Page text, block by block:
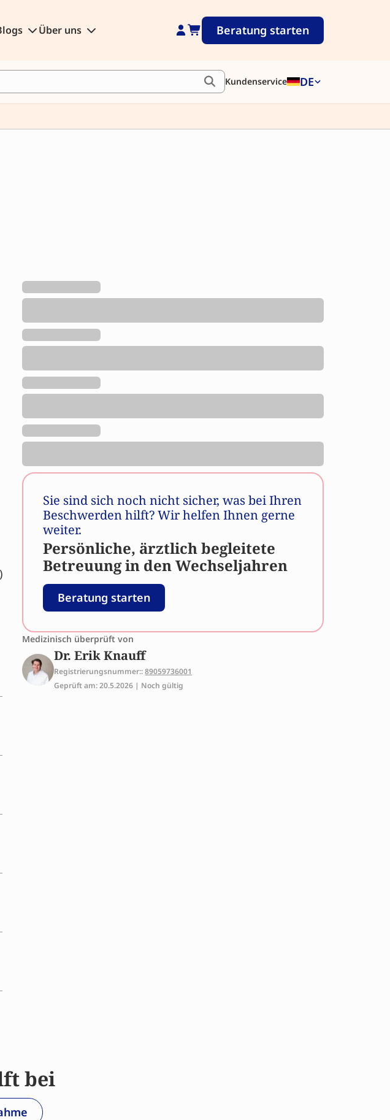
Über uns Beratung starten
Kundenservice DE
Sie sind sich noch nicht sicher, was bei Ihren
Beschwerden hilft? Wir helfen Ihnen gerne
weiter.
Persönliche, ärztlich begleitete
Betreuung in den Wechseljahren
Beratung starten
Medizinisch überprüft von
Dr. Erik Knauff
Registrierungsnummer::89059736001
Geprüft am: 20.5.2026 | Noch gültig
bei